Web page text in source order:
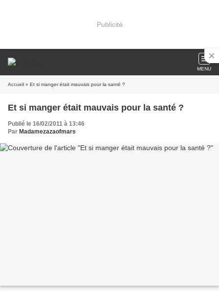
Publicité
MENU
Accueil » Et si manger était mauvais pour la santé ?
Et si manger était mauvais pour la santé ?
Publié le 16/02/2011 à 13:46
Par Madamezazaofmars